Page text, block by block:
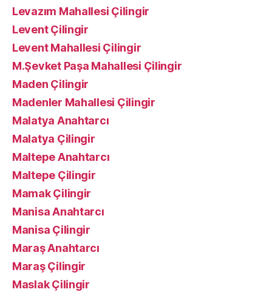
Levazım Mahallesi Çilingir
Levent Çilingir
Levent Mahallesi Çilingir
M.Şevket Paşa Mahallesi Çilingir
Maden Çilingir
Madenler Mahallesi Çilingir
Malatya Anahtarcı
Malatya Çilingir
Maltepe Anahtarcı
Maltepe Çilingir
Mamak Çilingir
Manisa Anahtarcı
Manisa Çilingir
Maraş Anahtarcı
Maraş Çilingir
Maslak Çilingir